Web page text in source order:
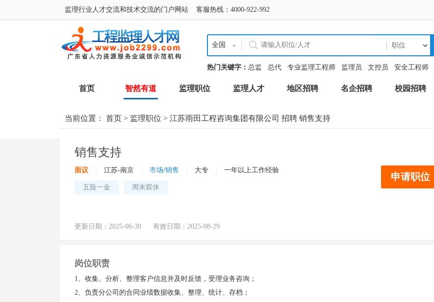
监理行业人才交流和技术交流的门户网站 客服热线：4000-922-992
全国
热门关键字： 总监 总代 专业监理工程师 监理员 文控员 安全工程师
首页 智然有道 监理职位 监理人才 地区招聘 名企招聘 校园招聘
当前位置： 首页 > 监理职位 > 江苏雨田工程咨询集团有限公司 招聘 销售支持
销售支持
面议 江苏-南京 市场/销售 大专 一年以上工作经验
五险一金 周末双休
更新日期：2025-06-30 有效日期：2025-08-29
申请职位
岗位职责
1、收集、分析、整理客户信息并及时反馈，受理业务咨询；
2、负责分公司的合同业绩数据收集、整理、统计、存档；